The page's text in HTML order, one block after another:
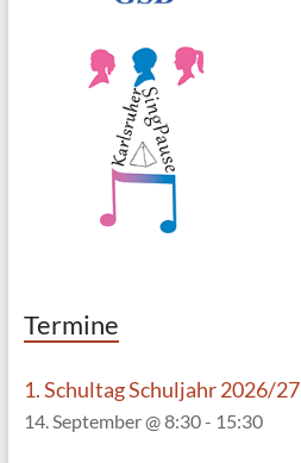
Termine
1. Schultag Schuljahr 2026/27
14. September @ 8:30- 15:30